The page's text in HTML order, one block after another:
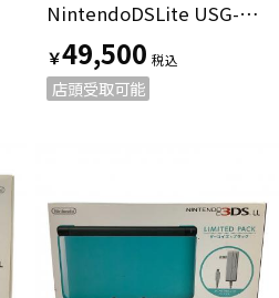
NintendoDSLite USG-001 Winning ElevenDS Pacco Nero
￥49,500
店頭受取可能